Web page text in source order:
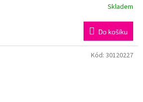
Skladem
Do košíku
Kód: 30120227